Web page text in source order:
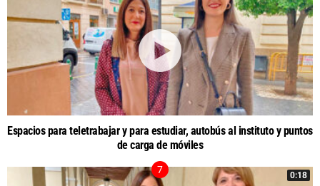
Espacios para teletrabajar y para estudiar, autobús al instituto y puntos
de carga de móviles
0:18